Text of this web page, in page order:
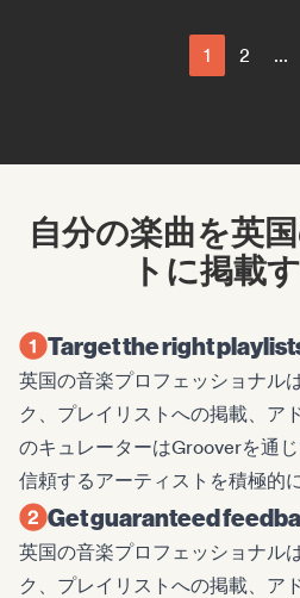
1 2 ...
自分の楽曲を英
トに掲載
Target the right
英国の音楽プロフェッショナル
ク、プレイリストへの掲載、ア
のキュレーターはGrooverを通
信頼するアーティストを積極的
Get guaranteed
英国の音楽プロフェッショナル
ク、プレイリストへの掲載、ア